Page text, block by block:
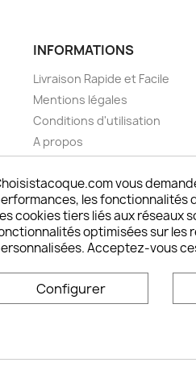
INFORMATIONS
Livraison Rapide et Facile
Mentions légales
Conditions d'utilisation
A propos
Retours et remboursements
Livraison DOM TOM et
FAQ choisistacoque
Comment personnaliser son
Contactez-nous
Plan du site
©
vous
les fonctionnalités
cookies tiers liés aux réseaux
optimisées sur les
Acceptez-vous
Configurer